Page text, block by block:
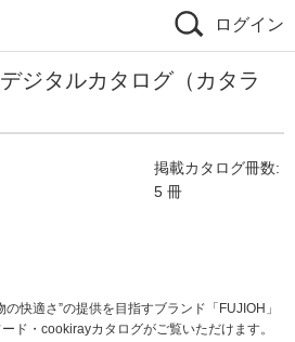
ログイン
ジタルカタログ（カタラ
掲載カタログ冊数:
5 冊
快適さ”の提供を目指すブランド「FUJIOH」
ド・cookirayカタログがご覧いただけます。